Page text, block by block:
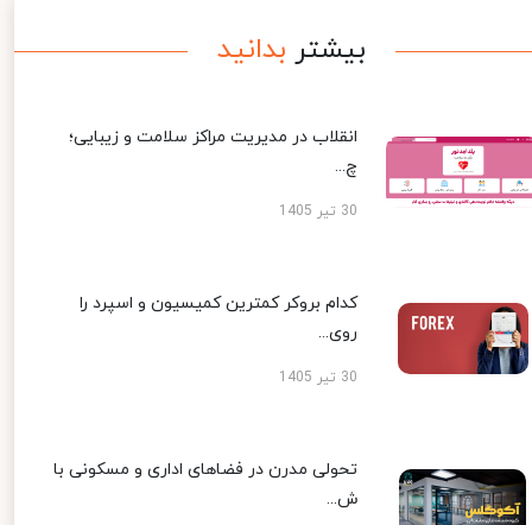
بیشتر بدانید
انقلاب در مدیریت مراکز سلامت و زیبایی؛
چ...
30 تیر 1405
کدام بروکر کمترین کمیسیون و اسپرد را
روی...
30 تیر 1405
تحولی مدرن در فضاهای اداری و مسکونی با
ش...